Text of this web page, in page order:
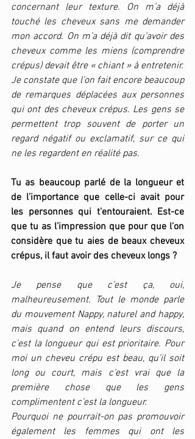
concernant leur texture. On m’a déjà
touché les cheveux sans me demander
mon accord. On m’a déjà dit qu’avoir des
cheveux comme les miens (comprendre
crépus) devait être « chiant » à entretenir.
Je constate que l’on fait encore beaucoup
de remarques déplacées aux personnes
qui ont des cheveux crépus. Les gens se
permettent trop souvent de porter un
regard négatif ou exclamatif, sur ce qui
ne les regardent en réalité pas.
Tu as beaucoup parlé de la longueur et
de l’importance que celle-ci avait pour
les personnes qui t’entouraient. Est-ce
que tu as l’impression que pour que l’on
considère que tu aies de beaux cheveux
crépus, il faut avoir des cheveux longs ?
Je pense que c’est ça, oui,
malheureusement. Tout le monde parle
du mouvement Nappy, naturel and happy,
mais quand on entend leurs discours,
c’est la longueur qui est prioritaire. Pour
moi un cheveu crépu est beau, qu’il soit
long ou court, mais c’est vrai que la
première chose que les gens
complimentent c’est la longueur.
Pourquoi ne pourrait-on pas promouvoir
également les femmes qui ont les